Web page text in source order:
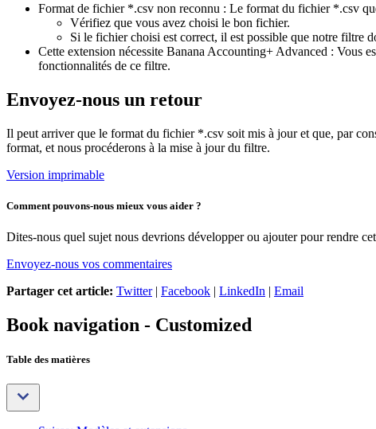
Format de fichier *.csv non reconnu : Le format du fichier *.csv
Vérifiez que vous avez choisi le bon fichier.
Si le fichier choisi est correct, il est possible que notre filtre
Cette extension nécessite Banana Accounting+ Advanced : Vous
fonctionnalités de ce filtre.
Envoyez-nous un retour
Il peut arriver que le format du fichier *.csv soit mis à jour et que, par
format, et nous procéderons à la mise à jour du filtre.
Version imprimable
Comment pouvons-nous mieux vous aider ?
Dites-nous quel sujet nous devrions développer ou ajouter pour rendre
Envoyez-nous vos commentaires
Partager cet article: Twitter| Facebook | LinkedIn | Email
Book navigation - Customized
Table des matières